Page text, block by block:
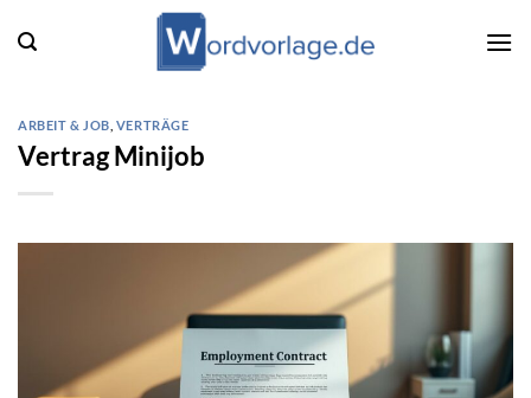
Inhalt
ARBEIT & JOB VERTRÄGE
Vertrag Minijob